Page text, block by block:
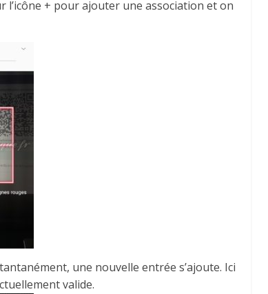
l’icône + pour ajouter une association et on
une nouvelle entrée s’ajoute. Ici
valide.